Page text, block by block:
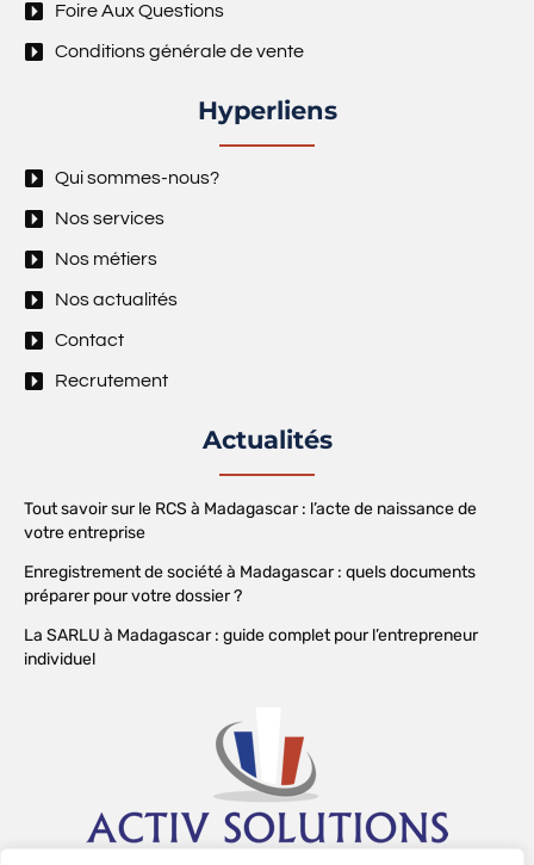
Foire Aux Questions
Conditions générale de vente
Hyperliens
Qui sommes-nous?
Nos services
Nos métiers
Nos actualités
Contact
Recrutement
Actualités
Tout savoir sur le RCS à Madagascar : l’acte de naissance de
votre entreprise
Enregistrement de société à Madagascar : quels documents
préparer pour votre dossier ?
La SARLU à Madagascar : guide complet pour l’entrepreneur
individuel